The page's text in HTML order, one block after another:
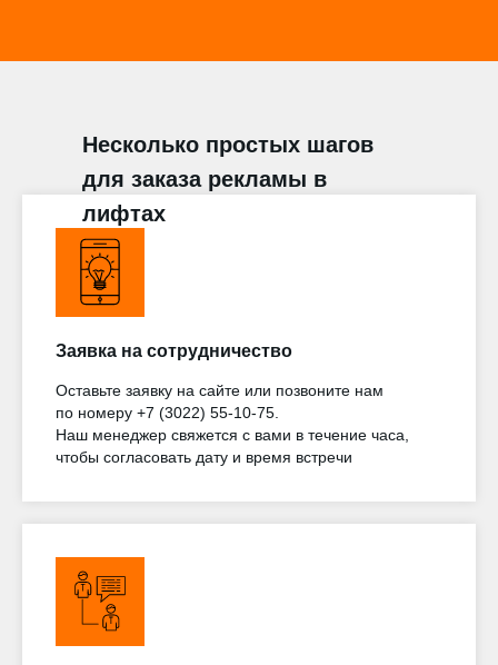
Несколько простых шагов
для заказа рекламы в
лифтах
Заявка на сотрудничество
Оставьте заявку на сайте или позвоните нам
по номеру +7 (3022) 55-10-75.
Наш менеджер свяжется с вами в течение часа,
чтобы согласовать дату и время встречи